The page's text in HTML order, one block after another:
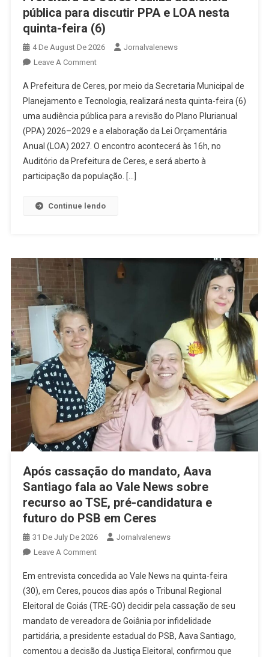
pública para discutir PPA e LOA nesta
quinta-feira (6)
4 De August De 2026
Jornalvalenews
Leave A CommentOn
De
Ceres
Realiza
Audiência
Pública
Para
Discutir
A Prefeitura de Ceres, por meio da Secretaria Municipal de
Planejamento e Tecnologia, realizará nesta quinta-feira (6)
uma audiência pública para a revisão do Plano Plurianual
(PPA) 2026–2029 e a elaboração da Lei Orçamentária
Anual (LOA) 2027. O encontro acontecerá às 16h, no
Auditório da Prefeitura de Ceres, e será aberto à
participação da população. […]
Continue lendo
Após cassação do mandato, Aava
Santiago fala ao Vale News sobre
recurso ao TSE, pré-candidatura e
futuro do PSB em Ceres
31 De July De 2026
Jornalvalenews
Leave A CommentOn
Cassação
Do
Mandato,
Aava
Santiago
Fala
Em entrevista concedida ao Vale News na quinta-feira
(30), em Ceres, poucos dias após o Tribunal Regional
Eleitoral de Goiás (TRE-GO) decidir pela cassação de seu
mandato de vereadora de Goiânia por infidelidade
partidária, a presidente estadual do PSB, Aava Santiago,
comentou a decisão da Justiça Eleitoral, confirmou que